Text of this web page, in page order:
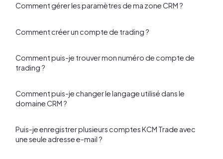
Comment gérer les paramètres de ma zone CRM ?
Comment créer un compte de trading ?
Comment puis-je trouver mon numéro de compte de
trading ?
Comment puis-je changer le langage utilisé dans le
domaine CRM ?
Puis-je enregistrer plusieurs comptes KCM Trade avec
une seule adresse e-mail ?